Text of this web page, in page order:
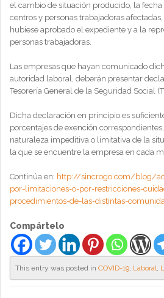
el cambio de situación producido, la fecha
centros y personas trabajadoras
hubiese aprobado el expediente y a la
personas trabajadoras.
Las empresas que hayan comunicado
autoridad laboral, deberán presentar
Tesorería General de la Seguridad Social
Dicha declaración en principio es
porcentajes de exención
naturaleza impeditiva o limitativa de la
la que se encuentre la empresa en cada
Continúa en: http://sincrogo.com/blog/
por-limitaciones-o-por-restricciones-
procedimientos-de-las-distintas-
Compártelo
This entry was posted in COVID-19, Laboral,